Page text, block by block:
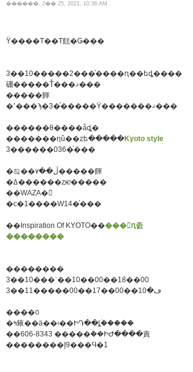
������, 2�� 25, 2021, 10:36 AM
Ÿ����Τ��Τ餻�Ǥ���
3��10�����2���֡����ԥ��եȡ����
硼�����Ť���ޤ���
�����餫
�ߴ���ϡ�3�֡�����Ÿ�������ޤ���
������θ����åȡ�
�������ηû��ȥե�����Kyoto style
3������036�֡���
�ڷ��۷��ࡡ�����餫
�ߡ������ȥѥͥ�����
��WAZA�
�ϲ�1����W14�֡���
��Inspiration Of KYOTO�����󥹥ԥ졼
��������
��������
3��10���ʿ��10��00��18��00
3��11�����ڡ�10��00��17��00
����ꢡ
�ߤ䤳��ä��ʵ��ԻԴ��ȴۡ�����
��606-8343 �����ܵ��ԻԺ����責
��������Į9���Ϥ�1